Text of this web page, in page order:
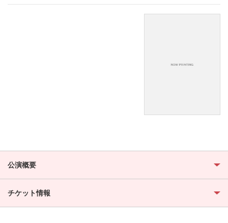
公演概要
チケット情報